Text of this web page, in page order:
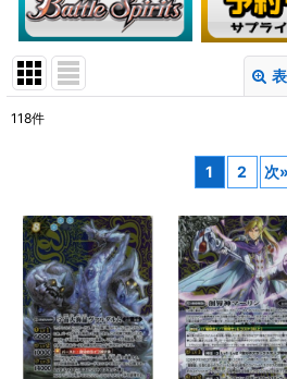
並び順:
絞り込む
118件
1 2 次»